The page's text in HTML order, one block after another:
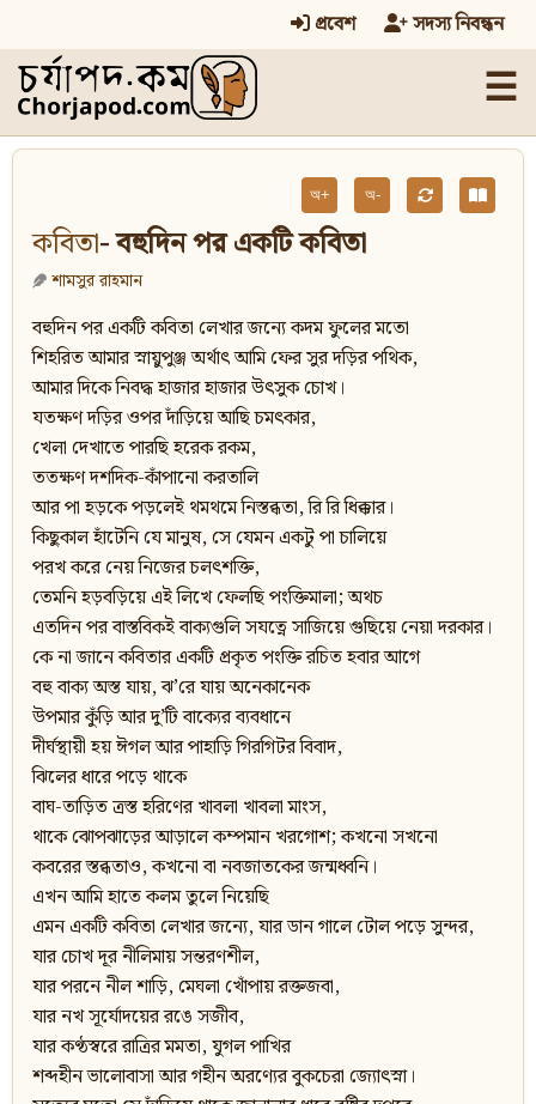
প্রবেশ সদস্য নিবন্ধন
☰
অ+ অ-
কবিতা- বহুদিন পর একটি কবিতা
শামসুর রাহমান
বহুদিন পর একটি কবিতা লেখার জন্যে কদম ফুলের মতো
শিহরিত আমার স্নায়ুপুঞ্জ অর্থাৎ আমি ফের সুর দড়ির পথিক,
আমার দিকে নিবদ্ধ হাজার হাজার উৎসুক চোখ।
যতক্ষণ দড়ির ওপর দাঁড়িয়ে আছি চমৎকার,
খেলা দেখাতে পারছি হরেক রকম,
ততক্ষণ দশদিক-কাঁপানো করতালি
আর পা হড়কে পড়লেই থমথমে নিস্তব্ধতা, রি রি ধিক্কার।
কিছুকাল হাঁটেনি যে মানুষ, সে যেমন একটু পা চালিয়ে
পরখ করে নেয় নিজের চলৎশক্তি,
তেমনি হড়বড়িয়ে এই লিখে ফেলছি পংক্তিমালা; অথচ
এতদিন পর বাস্তবিকই বাক্যগুলি সযত্নে সাজিয়ে গুছিয়ে নেয়া দরকার।
কে না জানে কবিতার একটি প্রকৃত পংক্তি রচিত হবার আগে
বহু বাক্য অস্ত যায়, ঝ’রে যায় অনেকানেক
উপমার কুঁড়ি আর দু’টি বাক্যের ব্যবধানে
দীর্ঘস্থায়ী হয় ঈগল আর পাহাড়ি গিরগিটর বিবাদ,
ঝিলের ধারে পড়ে থাকে
বাঘ-তাড়িত ত্রস্ত হরিণের খাবলা খাবলা মাংস,
থাকে ঝোপঝাড়ের আড়ালে কম্পমান খরগোশ; কখনো সখনো
কবরের স্তব্ধতাও, কখনো বা নবজাতকের জন্মধ্বনি।
এখন আমি হাতে কলম তুলে নিয়েছি
এমন একটি কবিতা লেখার জন্যে, যার ডান গালে টোল পড়ে সুন্দর,
যার চোখ দূর নীলিমায় সন্তরণশীল,
যার পরনে নীল শাড়ি, মেঘলা খোঁপায় রক্তজবা,
যার নখ সূর্যোদয়ের রঙে সজীব,
যার কণ্ঠস্বরে রাত্রির মমতা, যুগল পাখির
শব্দহীন ভালোবাসা আর গহীন অরণ্যের বুকচেরা জ্যোৎস্না।